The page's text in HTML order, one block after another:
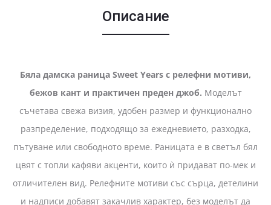
Описание
Бяла дамска раница Sweet Years с релефни мотиви,
бежов кант и практичен преден джоб. Моделът
съчетава свежа визия, удобен размер и функционално
разпределение, подходящо за ежедневието, разходка,
пътуване или свободното време. Раницата е в светъл бял
цвят с топли кафяви акценти, които ѝ придават по-мек и
отличителен вид. Релефните мотиви със сърца, детелини
и надписи добавят закачлив характер, без моделът да